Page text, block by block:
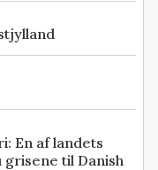
En af landets
til Danish